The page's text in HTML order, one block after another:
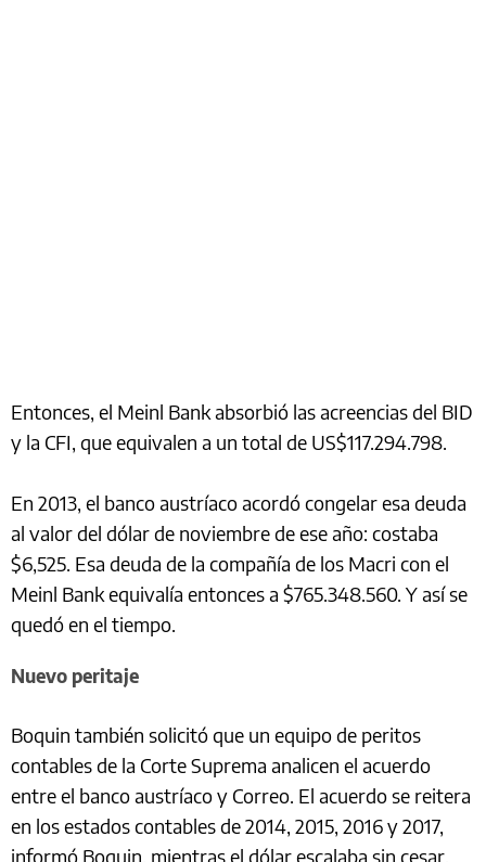
Entonces, el Meinl Bank absorbió las acreencias del BID
y la CFI, que equivalen a un total de US$117.294.798.
En 2013, el banco austríaco acordó congelar esa deuda
al valor del dólar de noviembre de ese año: costaba
$6,525. Esa deuda de la compañía de los Macri con el
Meinl Bank equivalía entonces a $765.348.560. Y así se
quedó en el tiempo.
Nuevo peritaje
Boquin también solicitó que un equipo de peritos
contables de la Corte Suprema analicen el acuerdo
entre el banco austríaco y Correo. El acuerdo se reitera
en los estados contables de 2014, 2015, 2016 y 2017,
informó Boquin, mientras el dólar escalaba sin cesar.